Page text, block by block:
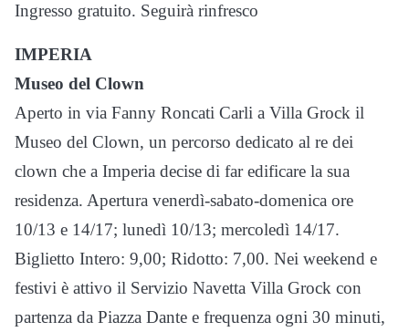
Ingresso gratuito. Seguirà rinfresco
IMPERIA
Museo del Clown
Aperto in via Fanny Roncati Carli a Villa Grock il
Museo del Clown, un percorso dedicato al re dei
clown che a Imperia decise di far edificare la sua
residenza. Apertura venerdì-sabato-domenica ore
10/13 e 14/17; lunedì 10/13; mercoledì 14/17.
Biglietto Intero: 9,00; Ridotto: 7,00. Nei weekend e
festivi è attivo il Servizio Navetta Villa Grock con
partenza da Piazza Dante e frequenza ogni 30 minuti,